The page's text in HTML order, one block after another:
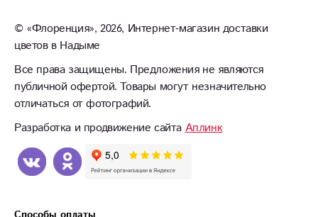
© «Флоренция», 2026, Интернет-магазин доставки
цветов в Надыме
Все права защищены. Предложения не являются
публичной офертой. Товары могут незначительно
отличаться от фотографий.
Разработка и продвижение сайтаАплинк